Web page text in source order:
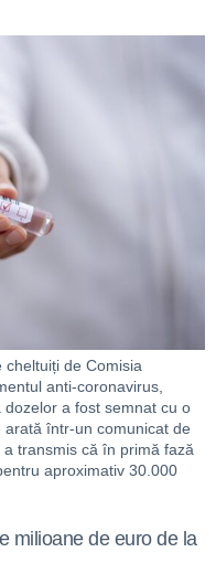
de Comisia
anti-coronavirus,
a fost semnat cu o
într-un comunicat de
transmis că în primă fază
aproximativ 30.000
milioane de euro de la